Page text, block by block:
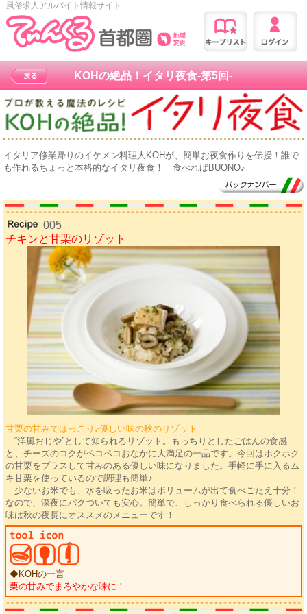
風俗求人アルバイト情報サイト
KOHの絶品！イタリ夜食-第5回-
イタリア修業帰りのイケメン料理人KOHが、簡単お夜食作りを伝授！誰で
も作れるちょっと本格的なイタリ夜食！ 食べればBUONO♪
005
チキンと甘栗のリゾット
甘栗の甘みでほっこり♪優しい味の秋のリゾット
“洋風おじや”として知られるリゾット。もっちりとしたごはんの食感
と、チーズのコクがペコペコおなかに大満足の一品です。今回はホクホク
の甘栗をプラスして甘みのある優しい味になりました。手軽に手に入るム
キ甘栗を使っているので調理も簡単♪
少ないお米でも、水を吸ったお米はボリュームが出て食べごたえ十分！
なので、深夜にパクついても安心。簡単で、しっかり食べられる優しいお
味は秋の夜長にオススメのメニューです！
◆KOHの一言
栗の甘みでまろやかな味に！